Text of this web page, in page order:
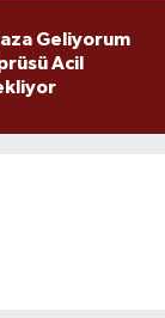
Geliyorum
Acil